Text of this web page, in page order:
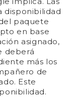
disponibilidad
paquete
en base
asignado,
deberá
más los
de
Este